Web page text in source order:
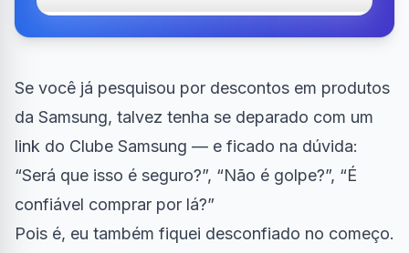
Se você já pesquisou por descontos em produtos
da Samsung, talvez tenha se deparado com um
link do Clube Samsung — e ficado na dúvida:
“Será que isso é seguro?”, “Não é golpe?”, “É
confiável comprar por lá?”
Pois é, eu também fiquei desconfiado no começo.